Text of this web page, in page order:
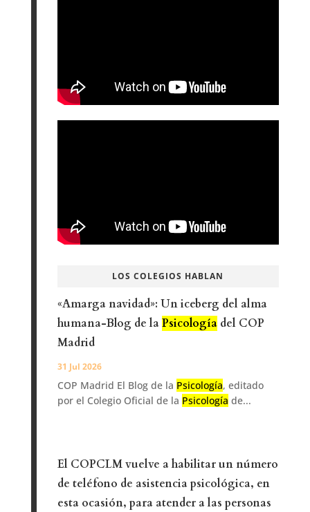
LOS COLEGIOS HABLAN
«Amarga navidad»: Un iceberg del alma
humana-Blog de laPsicologíadel COP
Madrid
31 Jul 2026
COP Madrid El Blog de la Psicología, editado
por el Colegio Oficial de la Psicología de...
El COPCLM vuelve a habilitar un número
de teléfono de asistencia psicológica, en
esta ocasión, para atender a las personas